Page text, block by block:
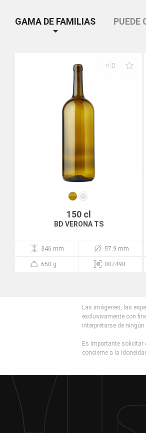
GAMA DE FAMILIAS PUEDE
150 cl
BD VERONA TS
346 mm 97.9 mm
650 g 007498
Las imágenes, las
exclusivamente con
interpretarse de
Es importante solicitar
concierne a la